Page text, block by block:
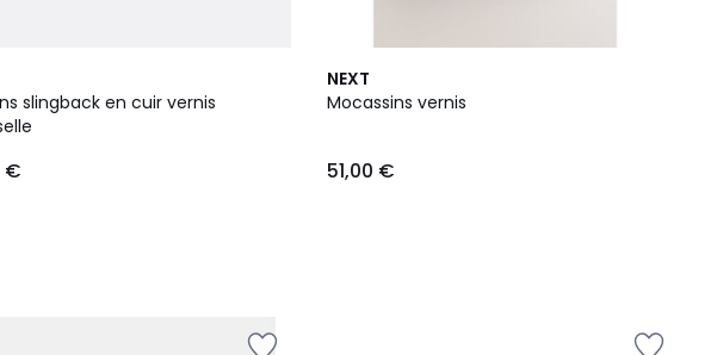
slingback en cuir vernis
€
NEXT
Mocassins vernis
51,00 €